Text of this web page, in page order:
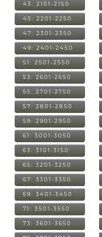
43: 2101-2150
45: 2201-2250
47: 2301-2350
49: 2401-2450
51: 2501-2550
53: 2601-2650
55: 2701-2750
57: 2801-2850
59: 2901-2950
61: 3001-3050
63: 3101-3150
65: 3201-3250
67: 3301-3350
69: 3401-3450
71: 3501-3550
73: 3601-3650